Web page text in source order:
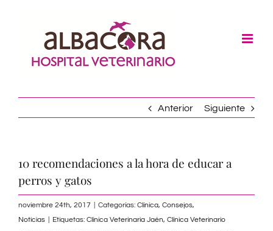
Anterior Siguiente
10 recomendaciones a la hora de educar a
perros y gatos
noviembre 24th, 2017 Categorías: Clínica, Consejos,
Noticias
Etiquetas: Clínica Veterinaria Jaén, Clínica Veterinario